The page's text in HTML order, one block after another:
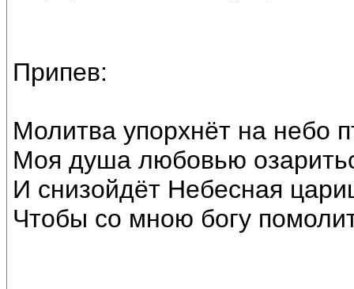
Припев:
Молитва упорхнёт на небо
Моя душа любовью
И снизойдёт Небесная
Чтобы со мною богу